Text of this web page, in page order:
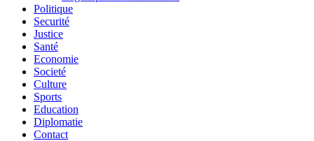
Politique
Securité
Justice
Santé
Economie
Societé
Culture
Sports
Education
Diplomatie
Contact